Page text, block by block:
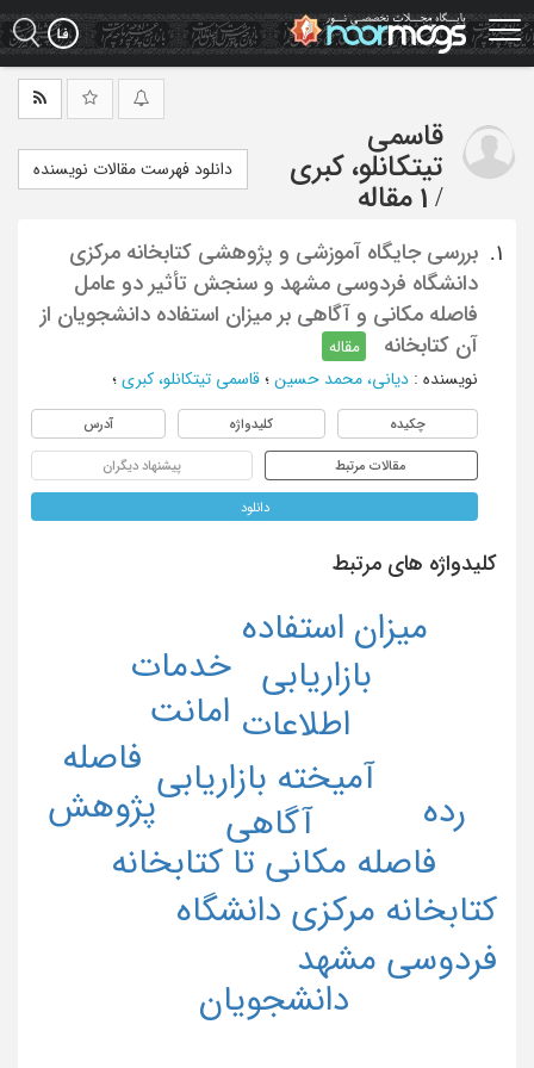
Skip
to
main
قاسمی
تیتکانلو، کبری
/ 1 مقاله
دانلود فهرست مقالات نویسنده
1.
بررسی جایگاه آموزشی و پژوهشی کتابخانه مرکزی
دانشگاه فردوسی مشهد و سنجش تأثیر دو عامل
فاصله مکانی و آگاهی بر میزان استفاده دانشجویان از
آن کتابخانه
مقاله
نویسنده : دیانی، محمد حسین ؛ قاسمی تیتکانلو، کبری ؛
چکیده کلیدواژه آدرس
مقالات مرتبط پیشنهاد دیگران
دانلود
کلیدواژه های مرتبط
آگاهی
آمیخته بازاریابی
فاصله مکانی تا کتابخانه
کتابخانه مرکزی دانشگاه
فردوسی مشهد
اطلاعات امانت
بازاریابی
پژوهش
خدمات
دانشجویان
رده
فاصله
میزان استفاده